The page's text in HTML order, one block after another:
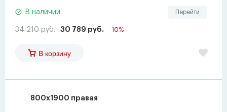
Перейти
В наличии
34 210 руб. 30 789 руб. -10%
В корзину
800х1900 правая